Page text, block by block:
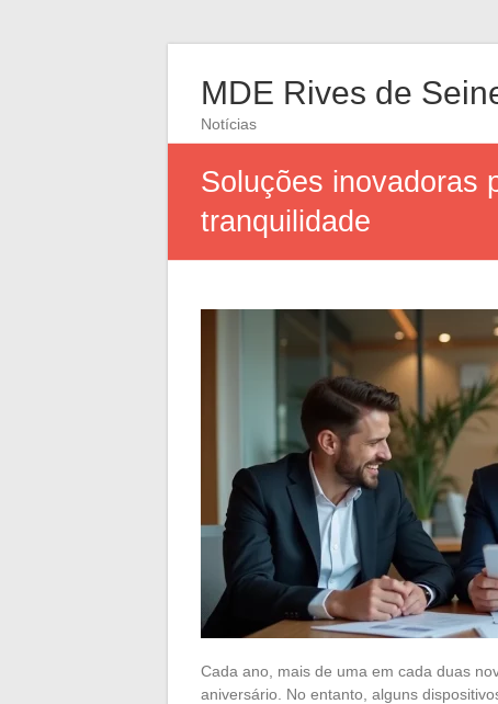
MDE Rives de
Notícias
Soluções inovadoras
tranquilidade
Cada ano, mais de uma em cada duas
aniversário. No entanto, alguns